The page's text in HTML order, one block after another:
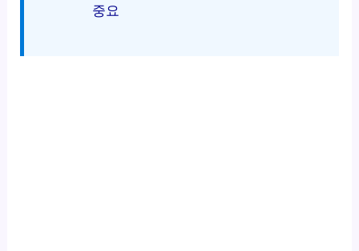
중요